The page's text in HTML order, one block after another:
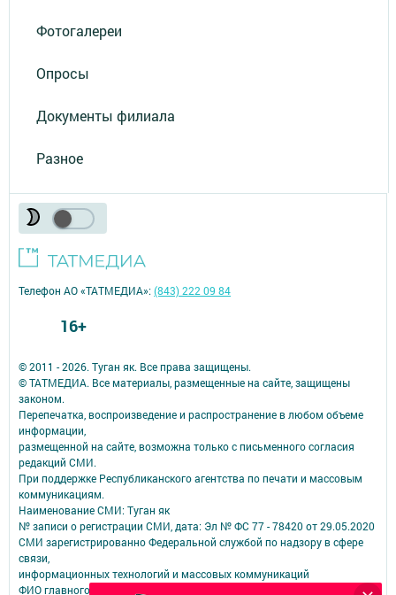
Фотогалереи
Опросы
Документы филиала
Разное
© 2011 - 2026. Туган як. Все права защищены.
© ТАТМЕДИА. Все материалы, размещенные на сайте, защищены
законом.
Перепечатка, воспроизведение и распространение в любом объеме
информации,
размещенной на сайте, возможна только с письменного согласия
редакций СМИ.
При поддержке Республиканского агентства по печати и массовым
коммуникациям.
Наименование СМИ: Туган як
№ записи о регистрации СМИ, дата: Эл № ФС 77 - 78420 от 29.05.2020
СМИ зарегистрированно Федеральной службой по надзору в сфере
связи,
информационных технологий и массовых коммуникаций
ФИО главного редактора: Фаизова Гулия Вакифовна
Телефон АО «ТАТМЕДИА»:(843) 222 09 84
16+